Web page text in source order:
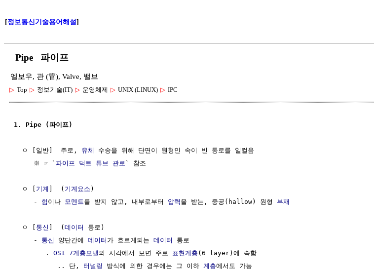
[정보통신기술용어해설]
Pipe 파이프
엘보우, 관 (管), Valve, 밸브
▷ Top ▷ 정보기술(IT) ▷ 운영체제 ▷ UNIX (LINUX) ▷ IPC
1. Pipe (파이프)
  ㅇ [일반]  주로,
유체
수송을 위해 단면이 원형인 속이 빈 통로를 일컬음
     ※ ☞ `
파이프 덕트 튜브 관로 ` 참조
  ㅇ [
기계 ]  ( 기계요소 )
     -
힘 이나 모멘트 를 받지 않고, 내부로부터 압력 을 받는, 중공(hallow) 원형 부재
  ㅇ [
통신 ]  (데이터
통로)
     -
통신 양단간에 데이터 가 흐르게되는 데이터
통로
        .
OSI 7계층모델 의 시각에서 보면 주로 표현계층 (6 layer)에 속함
           .. 단,
터널링 방식에 의한 경우에는 그 이하 계층에서도 가능